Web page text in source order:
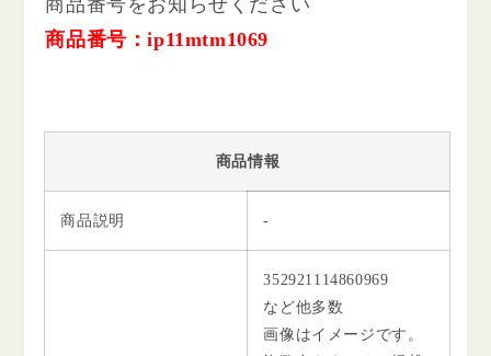
商品番号：ip11mtm1069
商品情報
商品説明 -
352921114860969
など他多数
画像はイメージです。